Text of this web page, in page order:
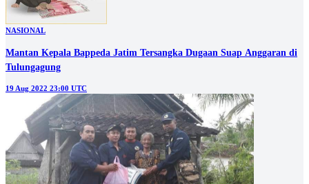
NASIONAL
Mantan Kepala Bappeda Jatim Tersangka Dugaan Suap Anggaran di
Tulungagung
19 Aug 2022 23:00 UTC